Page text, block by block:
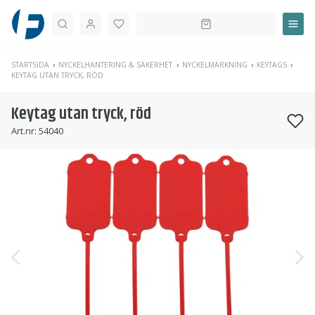
Sök
STARTSIDA NYCKELHANTERING & SÄKERHET NYCKELMÄRKNING
KEYTAGS
KEYTAG UTAN TRYCK, RÖD
Keytag utan tryck, röd
Art.nr: 54040